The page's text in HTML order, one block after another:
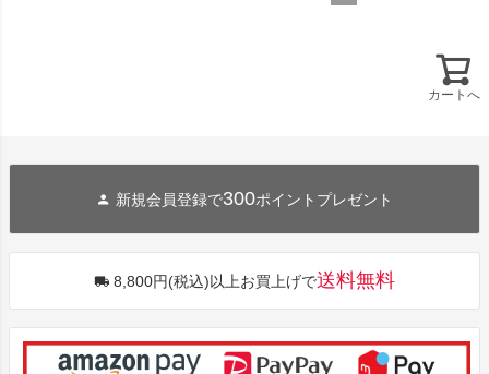
カートへ
新規会員登録で300ポイントプレゼント
8,800円(税込)以上お買上げで送料無料